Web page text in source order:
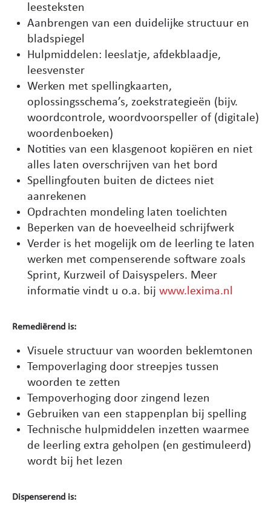
leesteksten
Aanbrengen van een duidelijke structuur en
bladspiegel
Hulpmiddelen: leeslatje, afdekblaadje,
leesvenster
Werken met spellingkaarten,
oplossingsschema’s, zoekstrategieën (bijv.
woordcontrole, woordvoorspeller of (digitale)
woordenboeken)
Notities van een klasgenoot kopiëren en niet
alles laten overschrijven van het bord
Spellingfouten buiten de dictees niet
aanrekenen
Opdrachten mondeling laten toelichten
Beperken van de hoeveelheid schrijfwerk
Verder is het mogelijk om de leerling te laten
werken met compenserende software zoals
Sprint, Kurzweil of Daisyspelers. Meer
informatie vindt u o.a. bij www.lexima.nl
Remediërend is:
Visuele structuur van woorden beklemtonen
Tempoverlaging door streepjes tussen
woorden te zetten
Tempoverhoging door zingend lezen
Gebruiken van een stappenplan bij spelling
Technische hulpmiddelen inzetten waarmee
de leerling extra geholpen (en gestimuleerd)
wordt bij het lezen
Dispenserend is: